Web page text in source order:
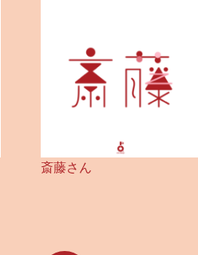
斎藤さん